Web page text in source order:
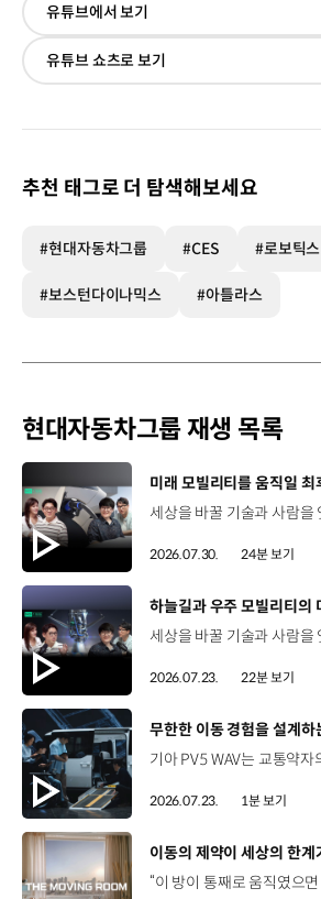
유튜브에서 보기
유튜브 쇼츠로 보기
추천 태그로 더 탐색해보세요
#현대자동차그룹 #CES #로보틱스
#보스턴다이나믹스 #아틀라스
현대자동차그룹 재생 목록
[동영상]
2026.07.30. 24분 보기
[동영상]
2026.07.23. 22분 보기
[동영상]
2026.07.23. 1분 보기
[동영상]